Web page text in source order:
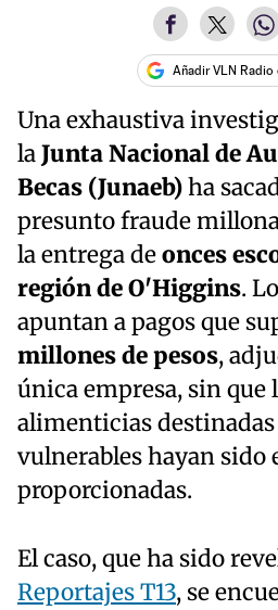
Añadir VLN Radio
Una exhaustiva
laJunta Nacional de
Becas (Junaeb)ha
presunto fraude
la entrega deonces
región de O'Higgins.
apuntan a pagos que
millones de pesos,
única empresa, sin que
alimenticias
vulnerables hayan sido
proporcionadas.
El caso, que ha sido
Reportajes T13, se